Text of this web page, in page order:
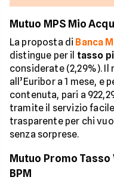
Mutuo MPS Mio
La proposta di Banca
distingue per il tasso
considerate (2,29%).
all’Euribor a 1 mese, e
contenuta, pari a
tramite il servizio
trasparente per chi
senza sorprese.
Mutuo Promo
BPM